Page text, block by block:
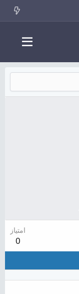
امتیاز
0